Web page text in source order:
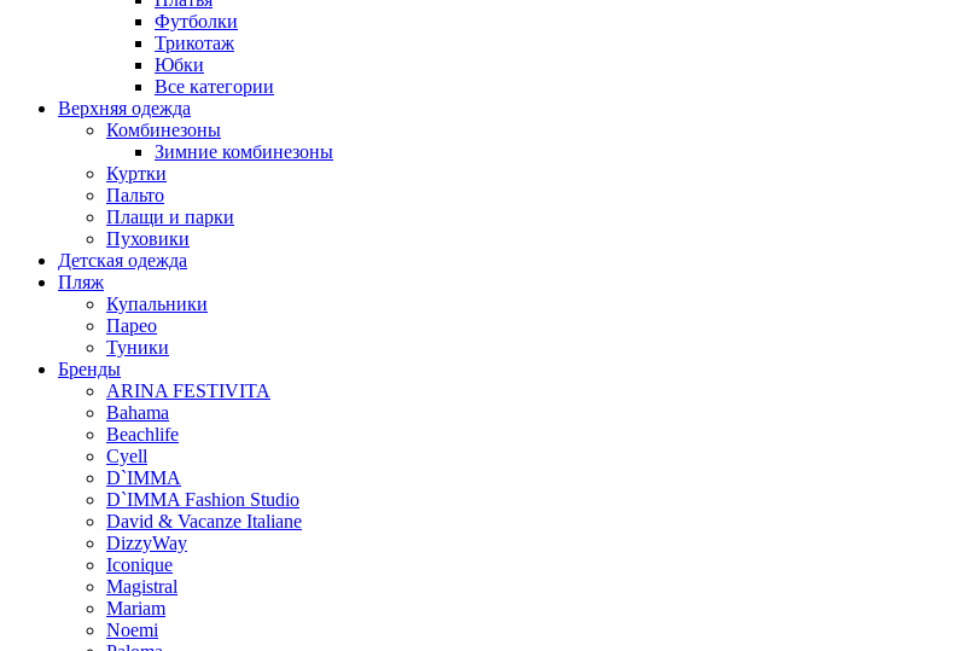
Футболки
Трикотаж
Юбки
Все категории
Верхняя одежда
Комбинезоны
Зимние комбинезоны
Куртки
Пальто
Плащи и парки
Пуховики
Детская одежда
Пляж
Купальники
Парео
Туники
Бренды
ARINA FESTIVITA
Bahama
Beachlife
Cyell
D`IMMA
D`IMMA Fashion Studio
David & Vacanze Italiane
DizzyWay
Iconique
Magistral
Mariam
Noemi